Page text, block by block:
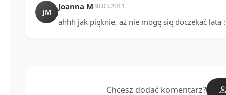
JM
Joanna M30.03.2011
ahhh jak pięknie, aż nie mogę się doczekać lata
Chcesz dodać komentarz?